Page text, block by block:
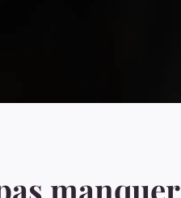
manquer